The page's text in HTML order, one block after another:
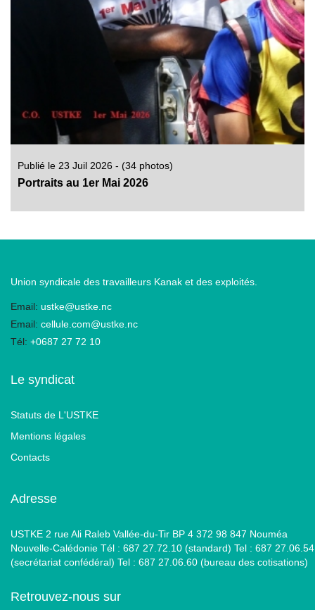
Publié le 23 Juil 2026 - (34 photos)
Portraits au 1er Mai 2026
Union syndicale des travailleurs Kanak et des exploités.
Email: ustke@ustke.nc
Email: cellule.com@ustke.nc
Tél: +0687 27 72 10
Le syndicat
Statuts de L'USTKE
Mentions légales
Contacts
Adresse
USTKE 2 rue Ali Raleb Vallée-du-Tir BP 4 372 98 847 Nouméa
Nouvelle-Calédonie Tél : 687 27.72.10 (standard) Tel : 687 27.06.54
(secrétariat confédéral) Tel : 687 27.06.60 (bureau des cotisations)
Retrouvez-nous sur